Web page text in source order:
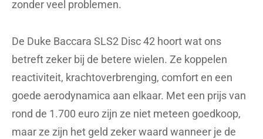
zonder veel problemen.
De Duke Baccara SLS2 Disc 42 hoort wat ons
betreft zeker bij de betere wielen. Ze koppelen
reactiviteit, krachtoverbrenging, comfort en een
goede aerodynamica aan elkaar. Met een prijs van
rond de 1.700 euro zijn ze niet meteen goedkoop,
maar ze zijn het geld zeker waard wanneer je de